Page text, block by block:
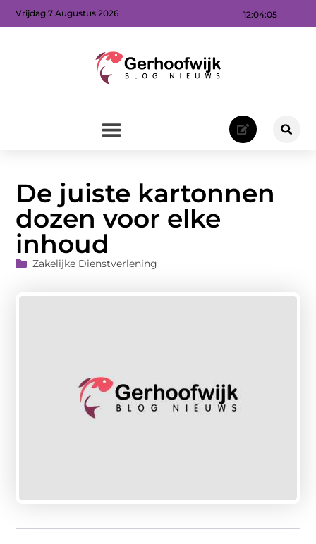
12:04:06
Vrijdag 7 Augustus 2026
De juiste kartonnen
dozen voor elke
inhoud
Zakelijke Dienstverlening